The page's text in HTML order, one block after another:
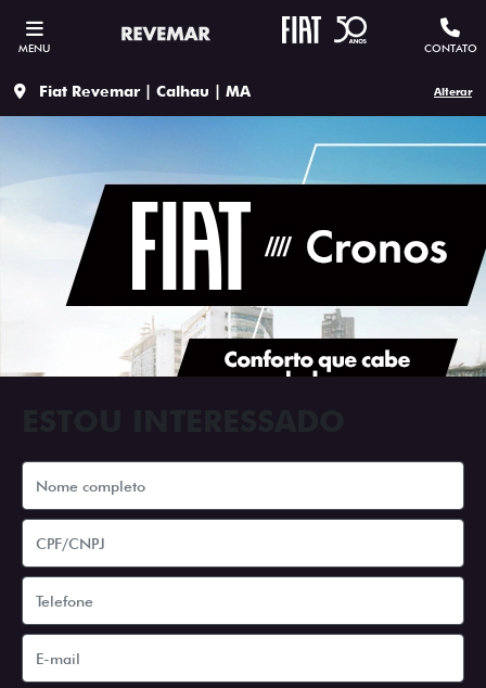
MENU CONTATO
Fiat Revemar | Calhau | MA Alterar